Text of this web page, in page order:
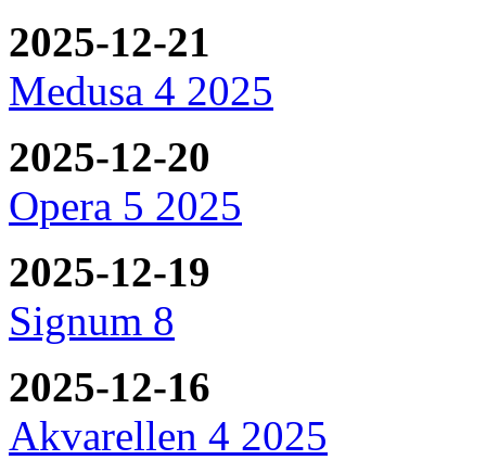
2025-12-21
Medusa 4 2025
2025-12-20
Opera 5 2025
2025-12-19
Signum 8
2025-12-16
Akvarellen 4 2025